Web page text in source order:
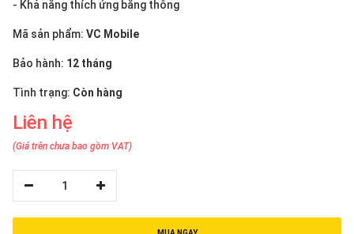
- Khả năng thích ứng băng thông
Mã sản phẩm: VC Mobile
Bảo hành: 12 tháng
Tình trạng: Còn hàng
Liên hệ
(Giá trên chưa bao gồm VAT)
1
việt
English